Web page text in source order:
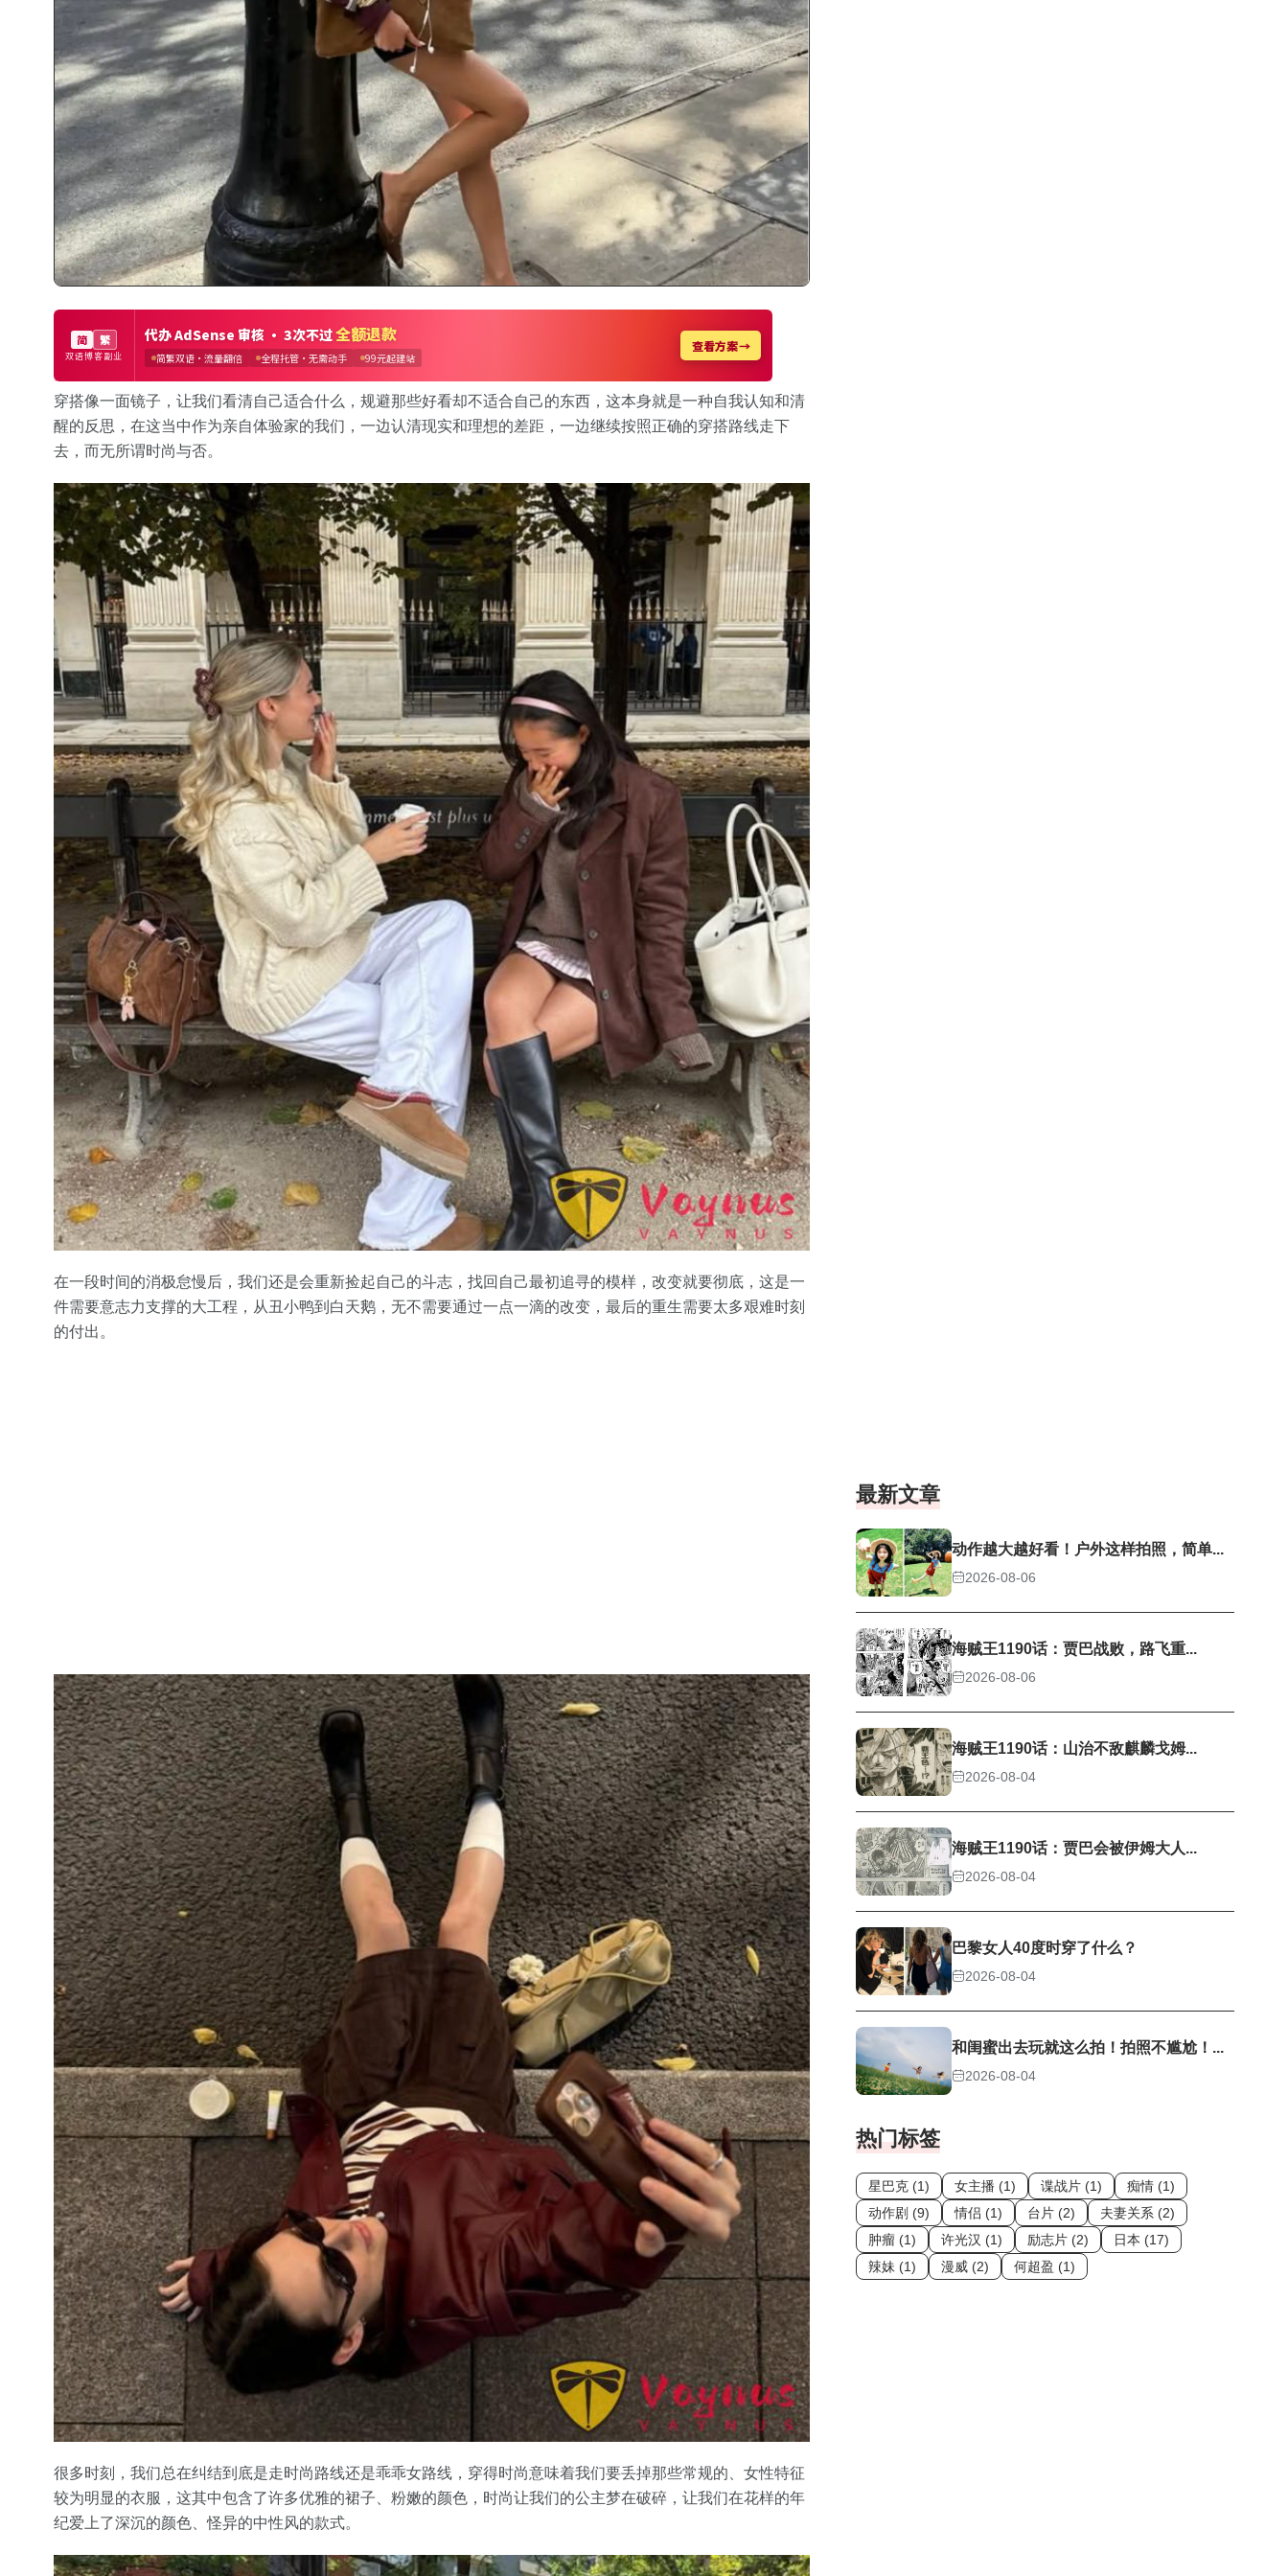
穿搭像一面镜子，让我们看清自己适合什么，规避那些好看却不适合自己的东西，这本身就是一种自我认知和清
醒的反思，在这当中作为亲自体验家的我们，一边认清现实和理想的差距，一边继续按照正确的穿搭路线走下
去，而无所谓时尚与否。
在一段时间的消极怠慢后，我们还是会重新捡起自己的斗志，找回自己最初追寻的模样，改变就要彻底，这是一
件需要意志力支撑的大工程，从丑小鸭到白天鹅，无不需要通过一点一滴的改变，最后的重生需要太多艰难时刻
的付出。
很多时刻，我们总在纠结到底是走时尚路线还是乖乖女路线，穿得时尚意味着我们要丢掉那些常规的、女性特征
较为明显的衣服，这其中包含了许多优雅的裙子、粉嫩的颜色，时尚让我们的公主梦在破碎，让我们在花样的年
纪爱上了深沉的颜色、怪异的中性风的款式。
最新文章
动作越大越好看！户外这样拍照，简单...
2026-08-06
海贼王1190话：贾巴战败，路飞重...
2026-08-06
海贼王1190话：山治不敌麒麟戈姆...
2026-08-04
海贼王1190话：贾巴会被伊姆大人...
2026-08-04
巴黎女人40度时穿了什么？
2026-08-04
和闺蜜出去玩就这么拍！拍照不尴尬！...
2026-08-04
热门标签
星巴克 (1) 女主播 (1) 谍战片 (1)
痴情 (1)
动作剧 (9)
情侣 (1) 台片 (2)
夫妻关系 (2)
肿瘤 (1)
许光汉 (1) 励志片 (2)
日本 (17)
辣妹 (1)
漫威 (2) 何超盈 (1)